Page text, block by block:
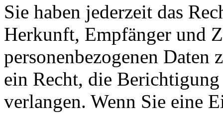
Sie haben jederzeit das
Herkunft, Empfänger und
personenbezogenen Daten
ein Recht, die
verlangen. Wenn Sie eine